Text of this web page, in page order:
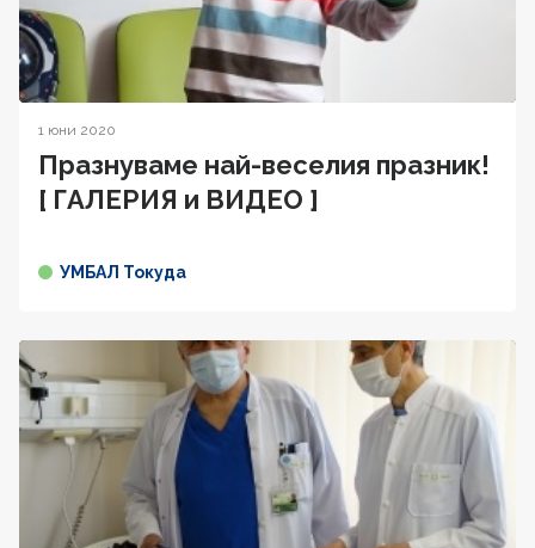
1 юни 2020
Празнуваме най-веселия празник!
[ ГАЛЕРИЯ и ВИДЕО ]
УМБАЛ Токуда